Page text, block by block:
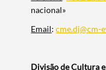
nacional»
Email:cme.dj@cm-
Divisão de Cultura